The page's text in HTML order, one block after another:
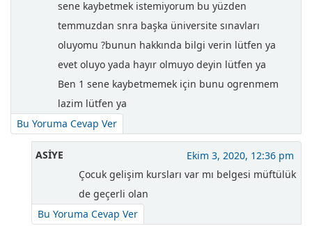
sene kaybetmek istemiyorum bu yüzden
temmuzdan snra başka üniversite sınavları
oluyomu ?bunun hakkında bilgi verin lütfen ya
evet oluyo yada hayır olmuyo deyin lütfen ya
Ben 1 sene kaybetmemek için bunu ogrenmem
lazim lütfen ya
Bu Yoruma Cevap Ver
ASİYE
Ekim 3, 2020, 12:36 pm
Çocuk gelişim kursları var mı belgesi müftülük
de geçerli olan
Bu Yoruma Cevap Ver